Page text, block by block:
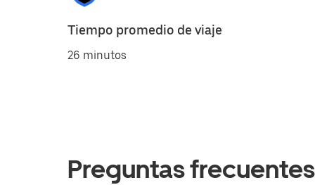
Tiempo promedio de viaje
26 minutos
Preguntas frecuentes